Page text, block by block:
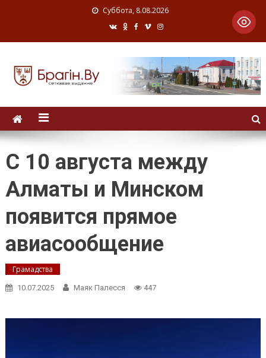
Суббота, 8.08.2026
С 10 августа между
Алматы и Минском
появится прямое
авиасообщение
Грамадства
10.07.2025 Маяк Палесся 447